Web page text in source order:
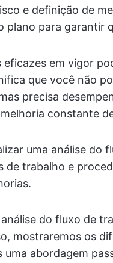
e definição de
plano para garantir
em vigor
que você não
precisa
constante
uma análise do
de trabalho e
do fluxo de
mostraremos os
abordagem